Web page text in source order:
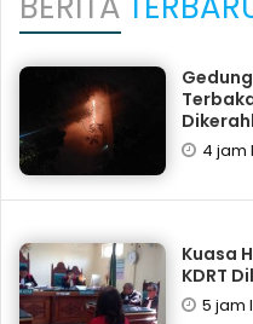
4 jam
Kuasa
KDRT
5 jam